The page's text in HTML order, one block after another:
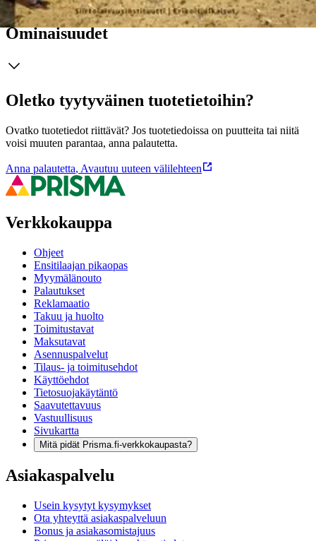
Ominaisuudet
Oletko tyytyväinen tuotetietoihin?
Ovatko tuotetiedot riittävät? Jos tuotetiedoissa on puutteita tai niitä
voisi muuten parantaa, anna palautetta.
Anna palautetta, Avautuu uuteen välilehteen
Verkkokauppa
Ohjeet
Ensitilaajan pikaopas
Myymälänouto
Palautukset
Reklamaatio
Takuu ja huolto
Toimitustavat
Maksutavat
Asennuspalvelut
Tilaus- ja toimitusehdot
Käyttöehdot
Tietosuojakäytäntö
Saavutettavuus
Vastuullisuus
Sivukartta
Mitä pidät Prisma.fi-verkkokaupasta?
Asiakaspalvelu
Usein kysytyt kysymykset
Ota yhteyttä asiakaspalveluun
Bonus ja asiakasomistajuus